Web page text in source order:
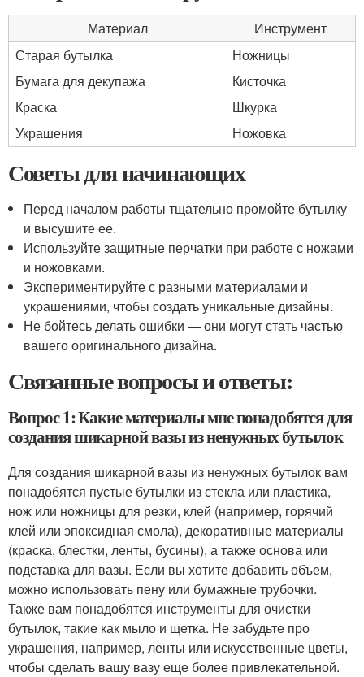
Материал
Инструмент
Старая бутылка
Ножницы
Бумага для декупажа
Кисточка
Краска
Шкурка
Украшения
Ножовка
Советы для начинающих
Перед началом работы тщательно промойте бутылку
и высушите ее.
Используйте защитные перчатки при работе с ножами
и ножовками.
Экспериментируйте с разными материалами и
украшениями, чтобы создать уникальные дизайны.
Не бойтесь делать ошибки — они могут стать частью
вашего оригинального дизайна.
Связанные вопросы и ответы:
Вопрос 1: Какие материалы мне понадобятся для
создания шикарной вазы из ненужных бутылок
Для создания шикарной вазы из ненужных бутылок вам
понадобятся пустые бутылки из стекла или пластика,
нож или ножницы для резки, клей (например, горячий
клей или эпоксидная смола), декоративные материалы
(краска, блестки, ленты, бусины), а также основа или
подставка для вазы. Если вы хотите добавить объем,
можно использовать пену или бумажные трубочки.
Также вам понадобятся инструменты для очистки
бутылок, такие как мыло и щетка. Не забудьте про
украшения, например, ленты или искусственные цветы,
чтобы сделать вашу вазу еще более привлекательной.